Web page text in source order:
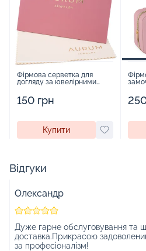
Фірмова серветка для
догляду за ювелірними
150 грн
Купити
Відгуки
Олександр
Дуже гарне обслуговування та
доставка.Прикрасою
за професіоналізм!